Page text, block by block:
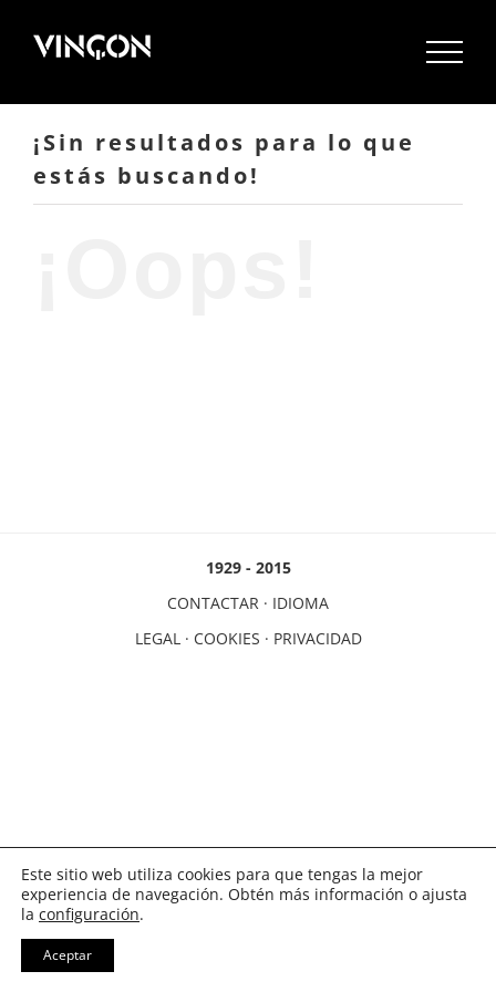
¡Sin resultados para lo que
estás buscando!
1929 - 2015
CONTACTAR · IDIOMA
LEGAL· COOKIES · PRIVACIDAD
Este sitio web utiliza cookies para que tengas la mejor
experiencia de navegación. Obtén más información o ajusta
la configuración.
Aceptar